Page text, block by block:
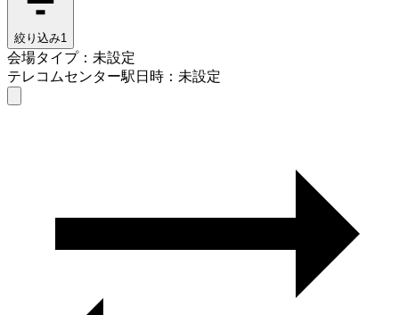
絞り込み1
会場タイプ：未設定
テレコムセンター駅日時：未設定